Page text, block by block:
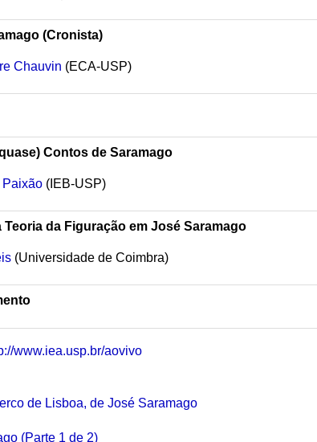
(Cronista)
Chauvin (ECA-USP)
Contos de Saramago
Paixão (IEB-USP)
Teoria da Figuração em José Saramago
(Universidade de Coimbra)
www.iea.usp.br/aovivo
de Lisboa, de José Saramago
(Parte 1 de 2)